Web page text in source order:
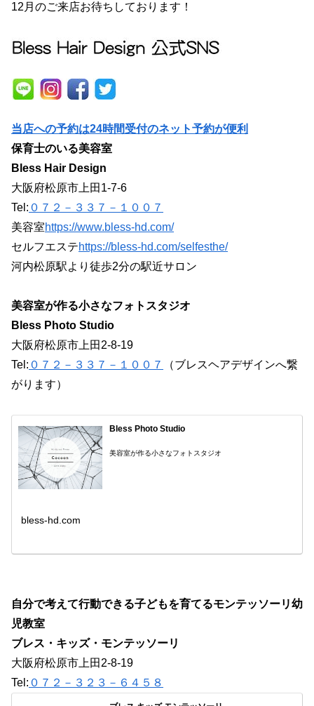
12月のご来店お待ちしております！
当店への予約は24時間受付のネット予約が便利
保育士のいる美容室
Bless Hair Design
大阪府松原市上田1-7-6
Tel: ０７２－３３７－１００７
美容室https://www.bless-hd.com/
セルフエステhttps://bless-hd.com/selfesthe/
河内松原駅より徒歩2分の駅近サロン
美容室が作る小さなフォトスタジオ
Bless Photo Studio
大阪府松原市上田2-8-19
Tel: ０７２－３３７－１００７
（ブレスヘアデザインへ繋
がります）
Bless Photo Studio
美容室が作る小さなフォトスタジオ
bless-hd.com
自分で考えて行動できる子どもを育てるモンテッソーリ幼
児教室
ブレス・キッズ・モンテッソーリ
大阪府松原市上田2-8-19
Tel: ０７２－３２３－６４５８